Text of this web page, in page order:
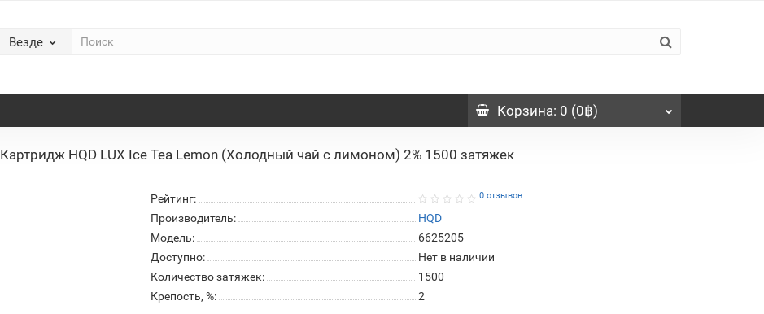
Везде
Корзина: 0 (0฿)
Картридж HQD LUX Ice Tea Lemon (Холодный чай с лимоном) 2% 1500 затяжек
Рейтинг: 0 отзывов
Производитель:
HQD
Модель:
6625205
Доступно:
Нет в наличии
Количество затяжек:
1500
Крепость, %:
2